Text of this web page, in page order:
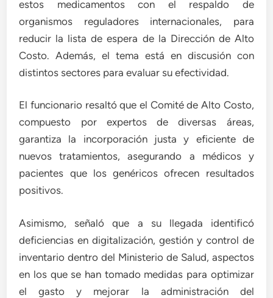
estos medicamentos con el respaldo de
organismos reguladores internacionales, para
reducir la lista de espera de la Dirección de Alto
Costo. Además, el tema está en discusión con
distintos sectores para evaluar su efectividad.
El funcionario resaltó que el Comité de Alto Costo,
compuesto por expertos de diversas áreas,
garantiza la incorporación justa y eficiente de
nuevos tratamientos, asegurando a médicos y
pacientes que los genéricos ofrecen resultados
positivos.
Asimismo, señaló que a su llegada identificó
deficiencias en digitalización, gestión y control de
inventario dentro del Ministerio de Salud, aspectos
en los que se han tomado medidas para optimizar
el gasto y mejorar la administración del